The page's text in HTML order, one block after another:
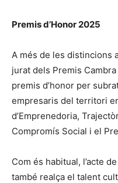
Premis d’Honor 2025
A més de les distincions
jurat dels Premis
premis d’honor per
empresaris del territori
d’Emprenedoria,
Compromís Social i el
Com és habitual, l’acte
també realça el talent